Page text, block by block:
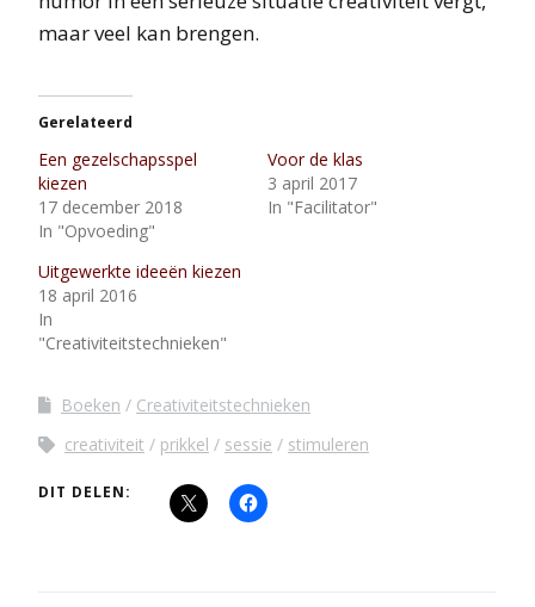
maar veel kan brengen.
Gerelateerd
Een gezelschapsspel
kiezen
17 december 2018
In "Opvoeding"
Voor de klas
3 april 2017
In "Facilitator"
Uitgewerkte ideeën kiezen
18 april 2016
In
"Creativiteitstechnieken"
Boeken
Creativiteitstechnieken
creativiteit
prikkel sessie stimuleren
DIT DELEN: